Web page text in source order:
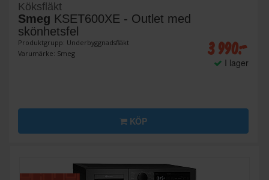
Köksfläkt
Smeg KSET600XE - Outlet med
skönhetsfel
Produktgrupp: Underbyggnadsfläkt
Varumärke: Smeg
3 990:-
I lager
KÖP